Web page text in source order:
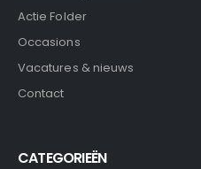
Actie Folder
Occasions
Vacatures & nieuws
Contact
CATEGORIEËN